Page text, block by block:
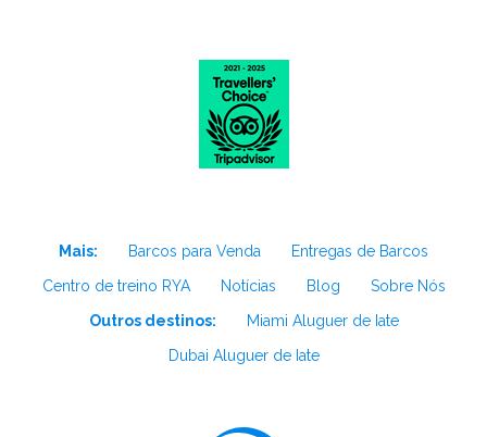
Mais: Barcos para Venda
Entregas de Barcos
Centro de treino RYA
Notícias Blog
Sobre Nós
Outros destinos:
Miami Aluguer de Iate
Dubai Aluguer de Iate